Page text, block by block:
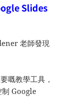
Slides
老師發現
嘅教學工具，
Google